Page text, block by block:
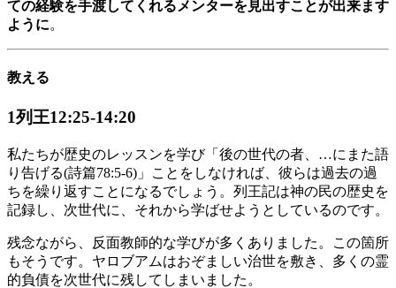
ての経験を手渡してくれるメンターを見出すことが出来ます
ように。
教える
1列王12:25-14:20
私たちが歴史のレッスンを学び「後の世代の者、…にまた語
り告げる(詩篇78:5-6)」ことをしなければ、彼らは過去の過
ちを繰り返すことになるでしょう。列王記は神の民の歴史を
記録し、次世代に、それから学ばせようとしているのです。
残念ながら、反面教師的な学びが多くありました。この箇所
もそうです。ヤロブアムはおぞましい治世を敷き、多くの霊
的負債を次世代に残してしまいました。